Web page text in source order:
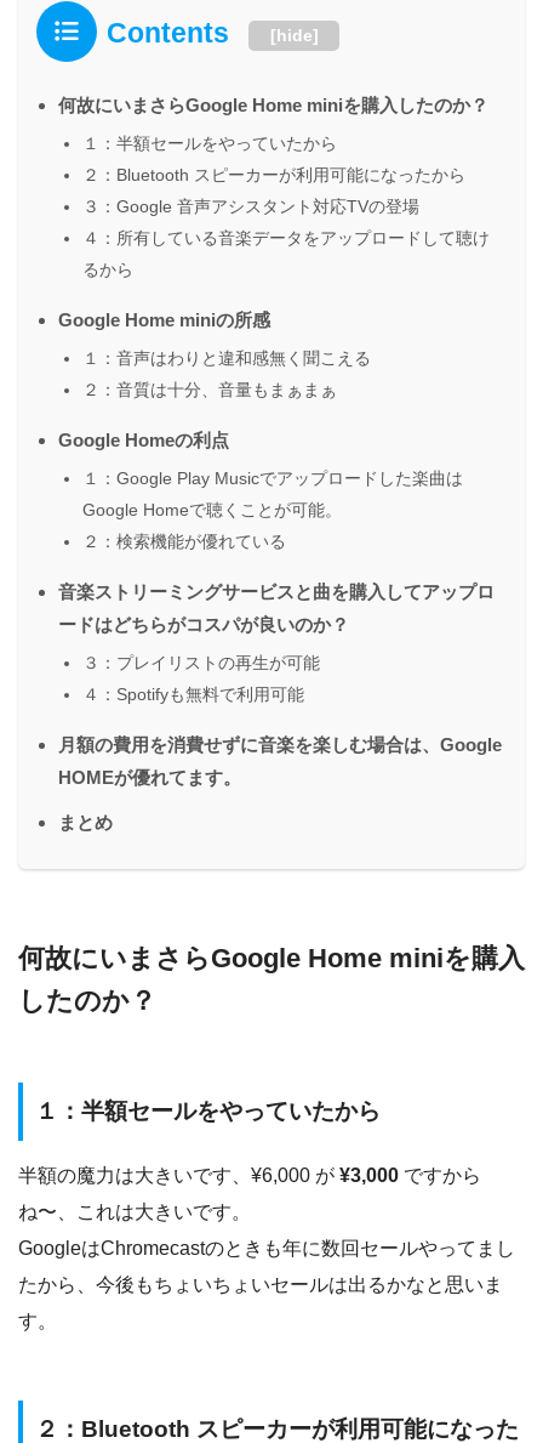
Contents [hide]
何故にいまさらGoogle Home miniを購入したのか？
１：半額セールをやっていたから
２：Bluetooth スピーカーが利用可能になったから
３：Google 音声アシスタント対応TVの登場
４：所有している音楽データをアップロードして聴け
るから
Google Home miniの所感
１：音声はわりと違和感無く聞こえる
２：音質は十分、音量もまぁまぁ
Google Homeの利点
１：Google Play Musicでアップロードした楽曲は
Google Homeで聴くことが可能。
２：検索機能が優れている
音楽ストリーミングサービスと曲を購入してアップロ
ードはどちらがコスパが良いのか？
３：プレイリストの再生が可能
４：Spotifyも無料で利用可能
月額の費用を消費せずに音楽を楽しむ場合は、Google
HOMEが優れてます。
まとめ
何故にいまさらGoogle Home miniを購入
したのか？
１：半額セールをやっていたから
半額の魔力は大きいです、¥6,000 が ¥3,000 ですから
ね〜、これは大きいです。
GoogleはChromecastのときも年に数回セールやってまし
たから、今後もちょいちょいセールは出るかなと思いま
す。
２：Bluetooth スピーカーが利用可能になった